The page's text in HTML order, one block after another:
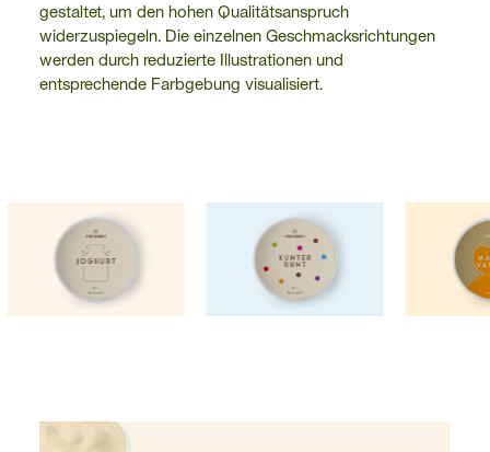
gestaltet, um den hohen Qualitätsanspruch
widerzuspiegeln. Die einzelnen Geschmacksrichtungen
werden durch reduzierte Illustrationen und
entsprechende Farbgebung visualisiert.